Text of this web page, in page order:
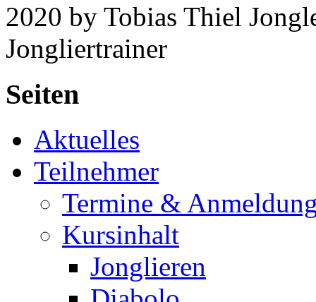
2020 by Tobias Thiel
Jongliertrainer
Seiten
Aktuelles
Teilnehmer
Termine &
Kursinhalt
Jonglieren